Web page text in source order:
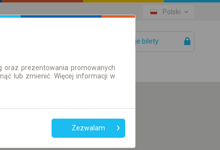
Polski
Twoje bilety
przesiadek
Tylko bilet online
oraz prezentowania promowanych
lub zmienić. Więcej informacji w
Zezwalam